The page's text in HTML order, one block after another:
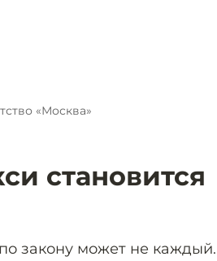
«Москва»
становится
закону может не каждый.